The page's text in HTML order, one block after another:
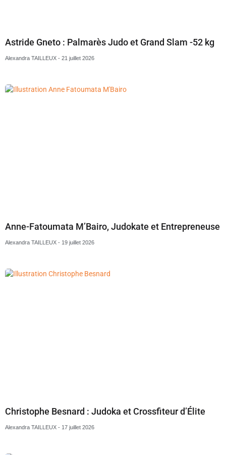
Astride Gneto : Palmarès Judo et Grand Slam -52 kg
Alexandra TAILLEUX 21 juillet 2026
Anne-Fatoumata M’Bairo, Judokate et Entrepreneuse
Alexandra TAILLEUX 19 juillet 2026
Christophe Besnard : Judoka et Crossfiteur d’Élite
Alexandra TAILLEUX 17 juillet 2026